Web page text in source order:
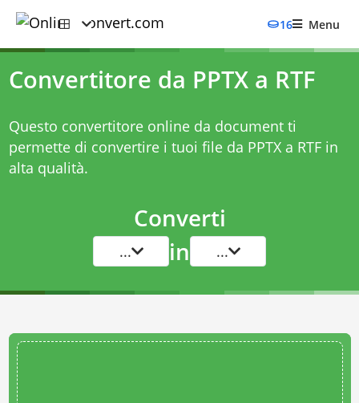
16 Menu
Convertitore da PPTX a RTF
Questo convertitore online da document ti
permette di convertire i tuoi file da PPTX a RTF in
alta qualità.
Converti
... in ...